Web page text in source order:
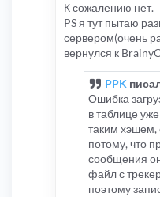
К сожалению нет.
PS я тут пытаю
сервером(очень
вернулся к
PPK
Ошибка
в таблице
таким хэшем,
потому, что
сообщения
файл с
поэтому